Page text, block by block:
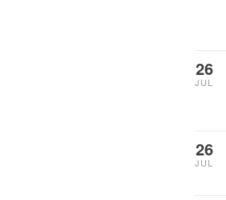
26
JUL
26
JUL